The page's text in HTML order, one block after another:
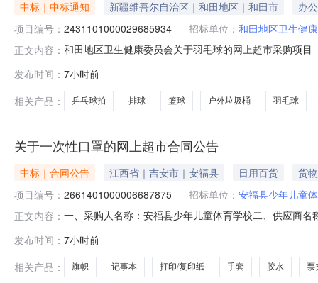
中标｜中标通知 新疆维吾尔自治区｜和田地区｜和田市
办
项目编号： 2431101000029685934 招标单位： 和田地区卫生健
正文内容： 和田地区卫生健康委员会关于羽毛球的网上超市采购项
行政区划编码:653299项目所在行政区划名称:和田地区
发布时间： 7小时前
相关产品：
乒乓球拍 排球 篮球 户外垃圾桶 羽毛球
关于一次性口罩的网上超市合同公告
中标｜合同公告 江西省｜吉安市｜安福县 日用百货
货物
项目编号： 2661401000006687875 招标单位： 安福县少年儿童
正文内容： 一、采购人名称：安福县少年儿童体育学校二、供应商
性口罩包20.0061202尤尼克斯羽毛球羽毛球鹅毛球
发布时间： 7小时前
相关产品：
旗帜 记事本 打印/复印纸 手套 胶水 票